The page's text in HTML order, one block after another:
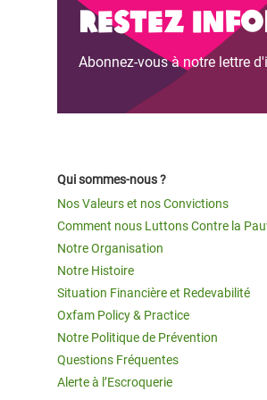
Restez
Abonnez-vous à notre lettre
Qui sommes-nous ?
Nos Valeurs et nos Convictions
Comment nous Luttons Contre la
Notre Organisation
Notre Histoire
Situation Financière et Redevabilité
Oxfam Policy & Practice
Notre Politique de Prévention
Questions Fréquentes
Alerte à l’Escroquerie